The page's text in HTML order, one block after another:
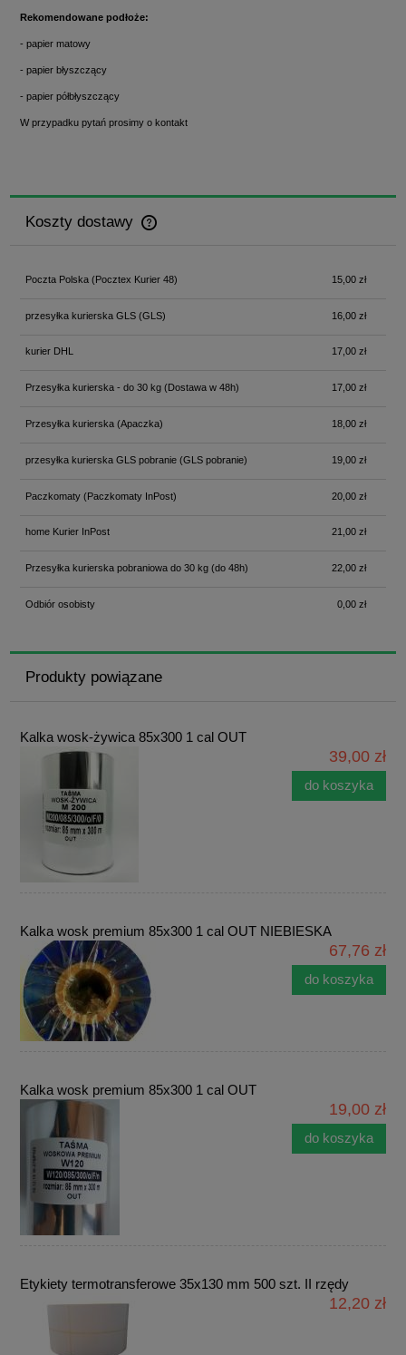
Rekomendowane podłoże:
- papier matowy
- papier błyszczący
- papier półbłyszczący
W przypadku pytań prosimy o kontakt
Koszty dostawy
Cena nie zawiera ewentualnych kosztów płatności
Poczta Polska(Pocztex Kurier 48) 15,00 zł
przesyłka kurierska GLS(GLS) 16,00 zł
kurier DHL 17,00 zł
Przesyłka kurierska - do 30 kg(Dostawa w 48h) 17,00 zł
Przesyłka kurierska (Apaczka) 18,00 zł
przesyłka kurierska GLS pobranie(GLS pobranie) 19,00 zł
Paczkomaty(Paczkomaty InPost) 20,00 zł
home Kurier InPost 21,00 zł
Przesyłka kurierska pobraniowa do 30 kg(do 48h) 22,00 zł
Odbiór osobisty 0,00 zł
Produkty powiązane
Kalka wosk-żywica 85x300 1 cal OUT
39,00 zł
do koszyka
Kalka wosk premium 85x300 1 cal OUT NIEBIESKA
67,76 zł
do koszyka
Kalka wosk premium 85x300 1 cal OUT
19,00 zł
do koszyka
Etykiety termotransferowe 35x130 mm 500 szt. II rzędy
12,20 zł